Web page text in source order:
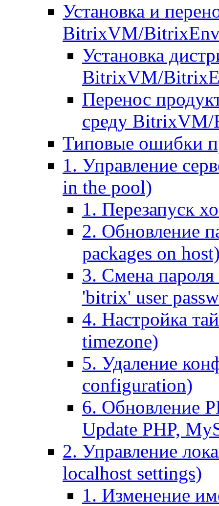
Установка и
BitrixVM/
Установка
BitrixVM/
Перенос
среду
Типовые ошибки
1. Управление
in the pool)
1. Перезапуск
2. Обновление
packages on
3. Смена пароля
'bitrix' user
4. Настройка
timezone)
5. Удаление
configuration)
6. Обновление
Update PHP,
2. Управление
localhost settings)
1. Изменение